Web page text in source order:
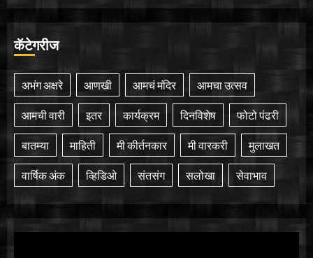
कॅटेगरीज
अभंग अक्षरे आणखी आमचं मंदिर आमचा उत्सव
आमची वारी इतर कार्यक्रम दिनविशेष फोटो पंढरी
बातम्या माहिती मी कीर्तनकार मी वारकरी मुलाखत
वार्षिक अंक व्हिडिओ संतसंग सलोखा सेवाभाव